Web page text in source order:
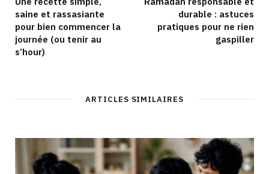
saine et rassasiante
pour bien commencer la
journée (ou tenir au
s’hour)
durable : astuces
pratiques pour ne rien
gaspiller
ARTICLES SIMILAIRES